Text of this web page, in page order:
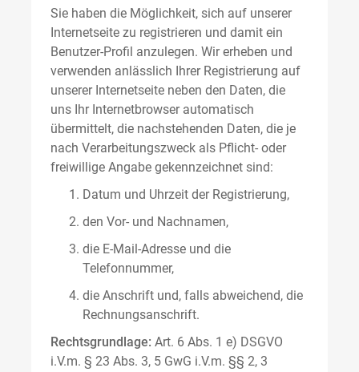
Sie haben die Möglichkeit, sich auf unserer
Internetseite zu registrieren und damit ein
Benutzer-Profil anzulegen. Wir erheben und
verwenden anlässlich Ihrer Registrierung auf
unserer Internetseite neben den Daten, die
uns Ihr Internetbrowser automatisch
übermittelt, die nachstehenden Daten, die je
nach Verarbeitungszweck als Pflicht- oder
freiwillige Angabe gekennzeichnet sind:
Datum und Uhrzeit der Registrierung,
den Vor- und Nachnamen,
die E-Mail-Adresse und die
Telefonnummer,
die Anschrift und, falls abweichend, die
Rechnungsanschrift.
Rechtsgrundlage: Art. 6 Abs. 1 e) DSGVO
i.V.m. § 23 Abs. 3, 5 GwG i.V.m. §§ 2, 3